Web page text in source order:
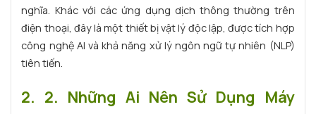
nghĩa. Khác với các ứng dụng dịch thông thường trên
điện thoại, đây là một thiết bị vật lý độc lập, được tích hợp
công nghệ AI và khả năng xử lý ngôn ngữ tự nhiên (NLP)
tiên tiến.
2. 2. Những Ai Nên Sử Dụng Máy